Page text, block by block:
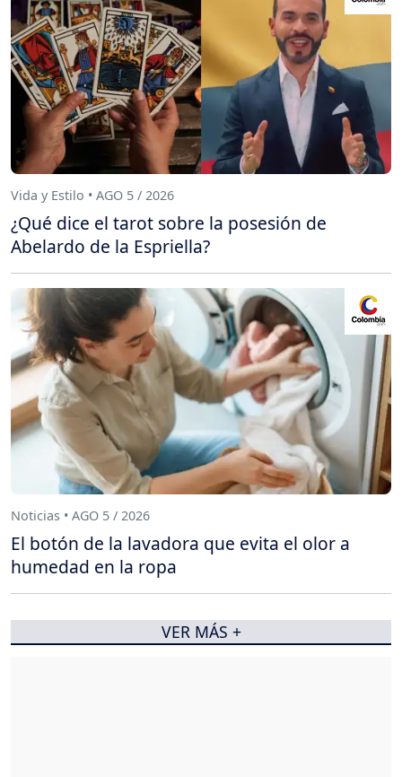
Vida y Estilo • AGO 5 / 2026
¿Qué dice el tarot sobre la posesión de
Abelardo de la Espriella?
Noticias • AGO 5 / 2026
El botón de la lavadora que evita el olor a
humedad en la ropa
VER MÁS +